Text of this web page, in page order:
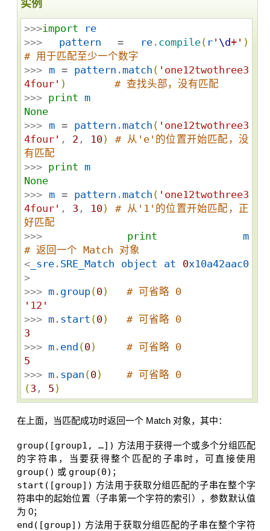
实例
>>>import
re
>>> pattern = re. compile( r' \d+' )
# 用于匹配至少一个数字
>>> m = pattern . match ( ' one12twothree3
4four ' )
# 查找头部，没有匹配
>>> print m
None
>>> m = pattern . match ( ' one12twothree3
4four ' , 2 , 10)
# 从'e'的位置开始匹配，没
有匹配
>>> print m
None
>>> m = pattern . match ( ' one12twothree3
4four ' , 3 , 10)
# 从'1'的位置开始匹配，正
好匹配
>>> print
m
# 返回一个 Match 对象
< _sre . SRE_Match object at 0x10a42aac0
>
>>> m . group(0)
# 可省略 0
' 12 '
>>> m . start (0)
# 可省略 0
3
>>> m . end (0)
# 可省略 0
5
>>> m . span (0)
# 可省略 0
(3 , 5 )
在上面，当匹配成功时返回一个 Match 对象，其中：
group([group1, …]) 方法用于获得一个或多个分组匹配
的字符串，当要获得整个匹配的子串时，可直接使用
group() 或 group(0) ；
start([group]) 方法用于获取分组匹配的子串在整个字
符串中的起始位置（子串第一个字符的索引），参数默认值
为 0；
end([group]) 方法用于获取分组匹配的子串在整个字符